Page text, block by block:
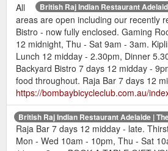
British Raj Indian Restaurant
All
areas are open including our recently
Bistro - now fully enclosed. Gaming
12 midnight, Thu - Sat 9am - 3am.
Lunch 12 midday - 2.30pm, Dinner
Backyard Bistro 7 days 12 midday -
food throughout. Raja Bar 7 days 12
https://bombaybicycleclub.com.au/
British Raj Indian Restaurant Adelaide |
Raja Bar 7 days 12 midday - late.
Mon - Wed 10am - 10pm, Thu - Sat